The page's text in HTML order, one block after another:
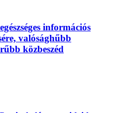
információs
valósághűbb
közbeszéd